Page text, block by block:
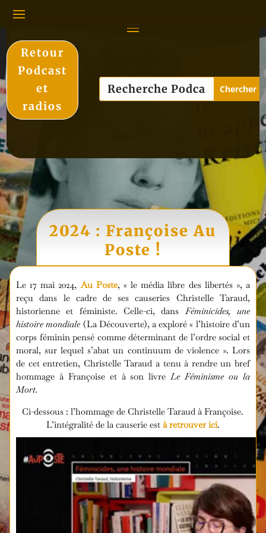
Retour
Podcast
et
radios
2024 : Françoise Au
Poste !
Le 17 mai 2024, Au Poste, « le média libre des libertés », a
reçu dans le cadre de ses causeries Christelle Taraud,
historienne et féministe. Celle-ci, dans Féminicides, une
histoire mondiale(La Découverte), a exploré « l’histoire d’un
corps féminin pensé comme déterminant de l’ordre social et
moral, sur lequel s’abat un continuum de violence ». Lors
de cet entretien, Christelle Taraud a tenu à rendre un bref
hommage à Françoise et à son livre Le Féminisme ou la
Mort.
Ci-dessous : l’hommage de Christelle Taraud à Françoise.
L’intégralité de la causerie est à retrouver ici.